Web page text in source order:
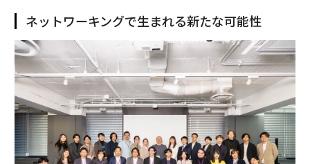
ネットワーキングで生まれる新たな可能性